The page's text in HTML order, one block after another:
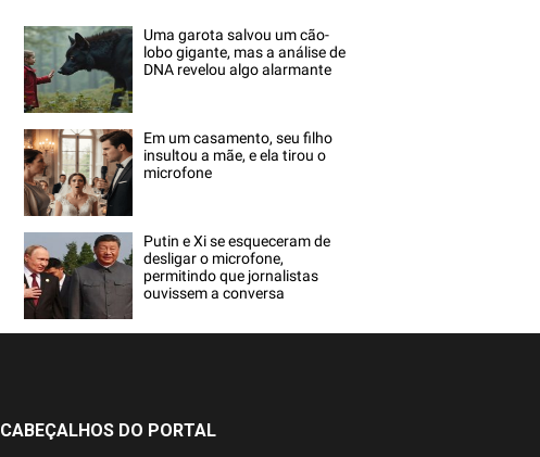
Uma garota salvou um cão-
lobo gigante, mas a análise de
DNA revelou algo alarmante
Em um casamento, seu filho
insultou a mãe, e ela tirou o
microfone
Putin e Xi se esqueceram de
desligar o microfone,
permitindo que jornalistas
ouvissem a conversa
CABEÇALHOS DO PORTAL